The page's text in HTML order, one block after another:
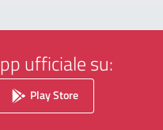
ufficiale su:
Play Store